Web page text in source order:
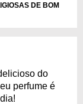
DE BOM
do
perfume é